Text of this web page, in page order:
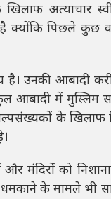
अत्याचार
क्योंकि पिछले कुछ
उनकी आबादी
में मुस्लिम
में अल्पसंख्यकों के
और मंदिरों को
के मामले भी